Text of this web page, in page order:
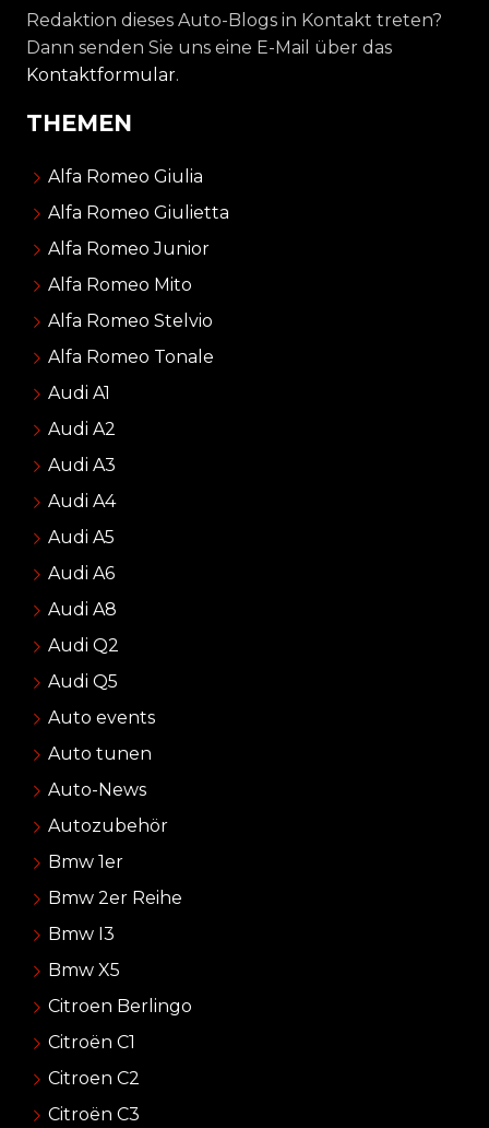
Redaktion dieses Auto-Blogs in Kontakt treten?
Dann senden Sie uns eine E-Mail über das
Kontaktformular.
THEMEN
Alfa Romeo Giulia
Alfa Romeo Giulietta
Alfa Romeo Junior
Alfa Romeo Mito
Alfa Romeo Stelvio
Alfa Romeo Tonale
Audi A1
Audi A2
Audi A3
Audi A4
Audi A5
Audi A6
Audi A8
Audi Q2
Audi Q5
Auto events
Auto tunen
Auto-News
Autozubehör
Bmw 1er
Bmw 2er Reihe
Bmw I3
Bmw X5
Citroen Berlingo
Citroën C1
Citroen C2
Citroën C3